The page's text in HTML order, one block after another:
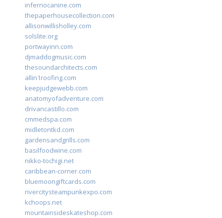
infernocanine.com
thepaperhousecollection.com
allisonwillisholley.com
solslite.org
portwayinn.com
djmaddogmusic.com
thesoundarchitects.com
allin1roofing.com
keepjudgewebb.com
anatomyofadventure.com
drivancastillo.com
cmmedspa.com
midletontkd.com
gardensandgrills.com
basilfoodwine.com
nikko-tochigi.net
caribbean-corner.com
bluemoongiftcards.com
rivercitysteampunkexpo.com
kchoops.net
mountainsideskateshop.com